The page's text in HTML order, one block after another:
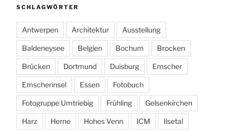
SCHLAGWÖRTER
Antwerpen Architektur Ausstellung
Baldeneysee Belgien Bochum Brocken
Brücken Dortmund Duisburg Emscher
Emscherinsel Essen Fotobuch
Fotogruppe Umtriebig Frühling Gelsenkirchen
Harz Herne Hohes Venn ICM Ilsetal